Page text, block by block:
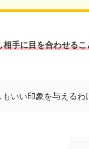
手に目を合わせる
いい印象を与えるわ